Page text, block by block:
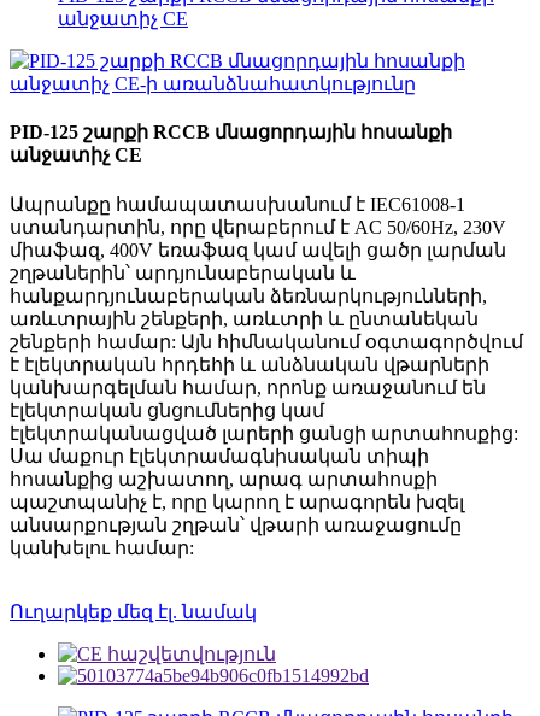
անջատիչ CE
PID-125 շարքի RCCB մնացորդային հոսանքի
անջատիչ CE
Ապրանքը համապատասխանում է IEC61008-1
ստանդարտին, որը վերաբերում է AC 50/60Hz, 230V
միաֆազ, 400V եռաֆազ կամ ավելի ցածր լարման
շղթաներին՝ արդյունաբերական և
հանքարդյունաբերական ձեռնարկությունների,
առևտրային շենքերի, առևտրի և ընտանեկան
շենքերի համար: Այն հիմնականում օգտագործվում
է էլեկտրական հրդեհի և անձնական վթարների
կանխարգելման համար, որոնք առաջանում են
էլեկտրական ցնցումներից կամ
էլեկտրականացված լարերի ցանցի արտահոսքից:
Սա մաքուր էլեկտրամագնիսական տիպի
հոսանքից աշխատող, արագ արտահոսքի
պաշտպանիչ է, որը կարող է արագորեն խզել
անսարքության շղթան՝ վթարի առաջացումը
կանխելու համար:
Ուղարկեք մեզ էլ. նամակ